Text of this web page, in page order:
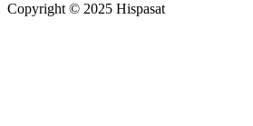
Copyright © 2025 Hispasat